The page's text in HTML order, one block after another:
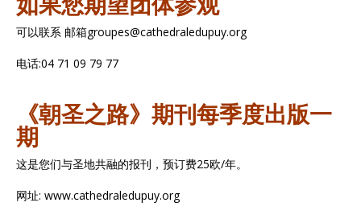
可以联系 邮箱groupes@cathedraledupuy.org
电话:04 71 09 79 77
《朝圣之路》期刊每季度出版一
期
这是您们与圣地共融的报刊，预订费25欧/年。
网址: www.cathedraledupuy.org